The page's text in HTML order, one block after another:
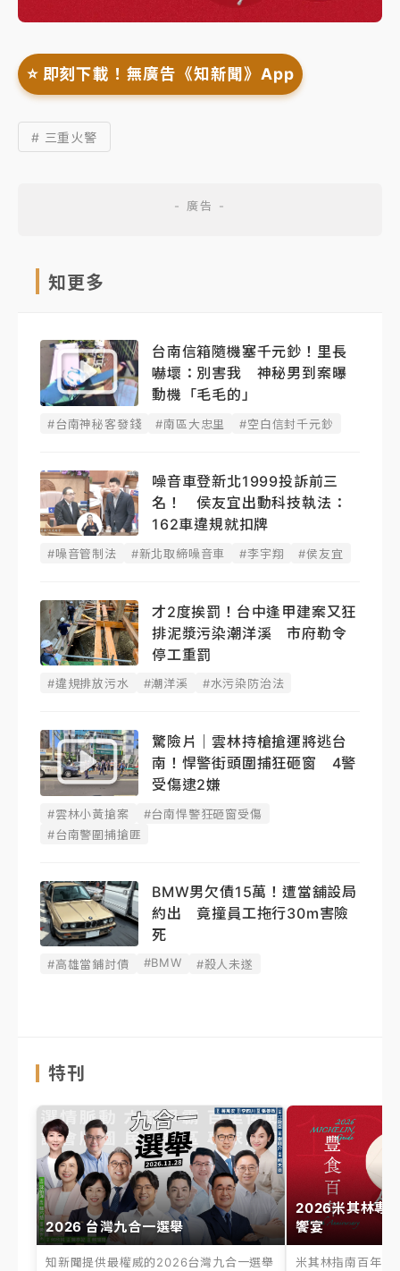
⭐️ 即刻下載！無廣告《知新聞》App
# 三重火警
知更多
台南信箱隨機塞千元鈔！里長
嚇壞：別害我 神秘男到案曝
動機「毛毛的」
#台南神秘客發錢 #南區大忠里 #空白信封千元鈔
噪音車登新北1999投訴前三
名！ 侯友宜出動科技執法：
162車違規就扣牌
#噪音管制法 #新北取締噪音車 #李宇翔 #侯友宜
才2度挨罰！台中逢甲建案又狂
排泥漿污染潮洋溪 市府勒令
停工重罰
#違規排放污水 #潮洋溪 #水污染防治法
驚險片｜雲林持槍搶運將逃台
南！悍警街頭圍捕狂砸窗 4警
受傷逮2嫌
#雲林小黃搶案
#台南悍警狂砸窗受傷
#台南警圍捕搶匪
BMW男欠債15萬！遭當舖設局
約出 竟撞員工拖行30m害險
死
#高雄當鋪討債 #BMW #殺人未遂
特刊
2026 台灣九合一選舉
知新聞提供最權威的2026台灣九合一選舉
2026米其林專
饗宴
米其林指南百年之